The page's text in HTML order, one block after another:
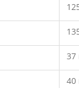
37
40